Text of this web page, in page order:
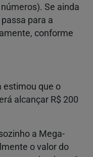
Se ainda
para a
conforme
estimou que o
alcançar R$ 200
a Mega-
o valor do